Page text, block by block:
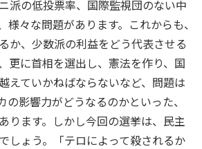
派の低投票率、国際監視団のない中
様々な問題があります。これからも、
か、少数派の利益をどう代表させる
更に首相を選出し、憲法を作り、国
えていかねばならないなど、問題は
の影響力がどうなるのかといった、
ります。しかし今回の選挙は、民主
しょう。「テロによって殺されるか